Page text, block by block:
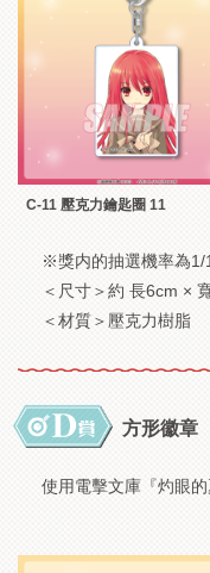
C-11 壓克力鑰匙圈 11
※獎内的抽選機率為1/
＜尺寸＞約 長6cm ×
＜材質＞壓克力樹脂
方形徽章
使用電擊文庫『灼眼